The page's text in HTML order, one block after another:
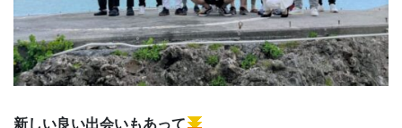
新しい良い出会いもあって